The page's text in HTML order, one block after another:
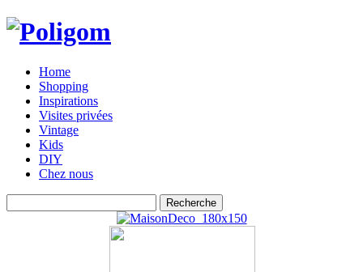
Home
Shopping
Inspirations
Visites privées
Vintage
Kids
DIY
Chez nous